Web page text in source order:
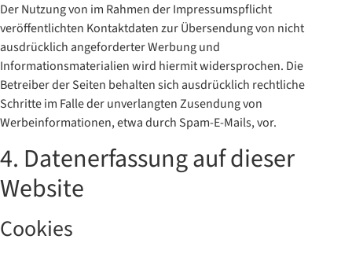
Der Nutzung von im Rahmen der Impressumspflicht
veröffentlichten Kontaktdaten zur Übersendung von nicht
ausdrücklich angeforderter Werbung und
Informationsmaterialien wird hiermit widersprochen. Die
Betreiber der Seiten behalten sich ausdrücklich rechtliche
Schritte im Falle der unverlangten Zusendung von
Werbeinformationen, etwa durch Spam-E-Mails, vor.
4. Datenerfassung auf dieser
Website
Cookies